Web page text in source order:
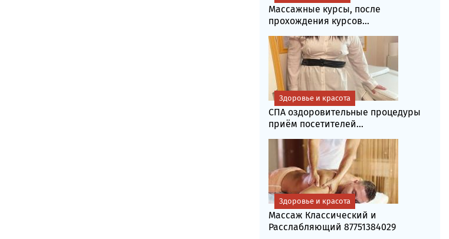
Массажные курсы, после
прохождения курсов...
СПА оздоровительные процедуры
приём посетителей...
Здоровье и красота
Массаж Классический и
Расслабляющий 87751384029
Здоровье и красота